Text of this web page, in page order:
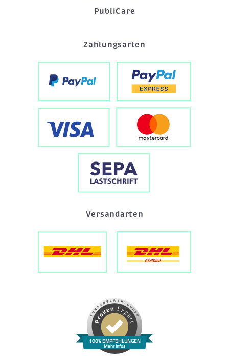
PubliCare
Zahlungsarten
Versandarten
100% EMPFEHLUNGEN
Mehr Infos